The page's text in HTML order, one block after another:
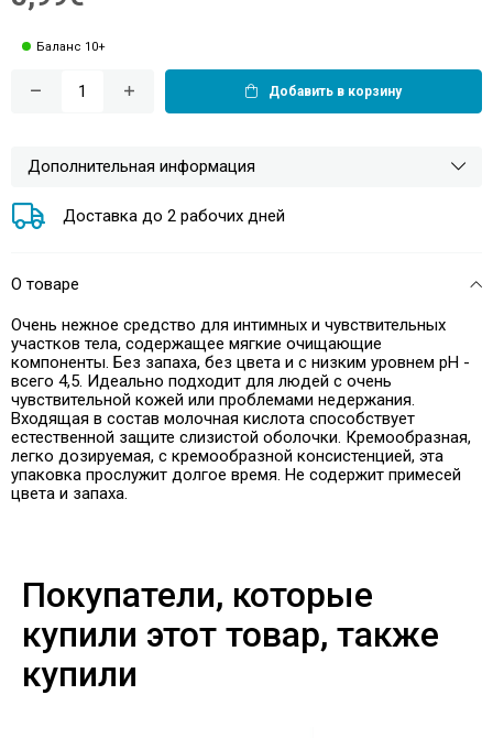
Баланс 10+
Добавить в корзину
Дополнительная информация
Доставка до 2 рабочих дней
О товаре
Очень нежное средство для интимных и чувствительных
участков тела, содержащее мягкие очищающие
компоненты. Без запаха, без цвета и с низким уровнем pH -
всего 4,5. Идеально подходит для людей с очень
чувствительной кожей или проблемами недержания.
Входящая в состав молочная кислота способствует
естественной защите слизистой оболочки. Кремообразная,
легко дозируемая, с кремообразной консистенцией, эта
упаковка прослужит долгое время. Не содержит примесей
цвета и запаха.
Покупатели, которые
купили этот товар, также
купили